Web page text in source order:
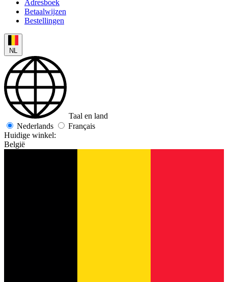
Adresboek
Betaalwijzen
Bestellingen
NL
Taal en land
Nederlands
Français
Huidige winkel:
België